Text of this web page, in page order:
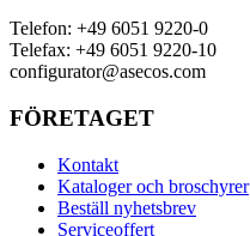
Telefon: +49 6051 9220-0
Telefax: +49 6051 9220-10
configurator@asecos.com
FÖRETAGET
Kontakt
Kataloger och broschyrer
Beställ nyhetsbrev
Serviceoffert